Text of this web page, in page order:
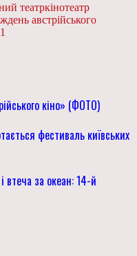
театркінотеатр
австрійського
кіно» (ФОТО)
фестиваль київських
втеча за океан: 14-й